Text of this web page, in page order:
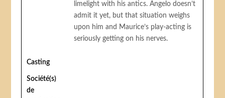
limelight with his antics. Angelo doesn’t
admit it yet, but that situation weighs
upon him and Maurice’s play-acting is
seriously getting on his nerves.
Casting
Société(s)
de